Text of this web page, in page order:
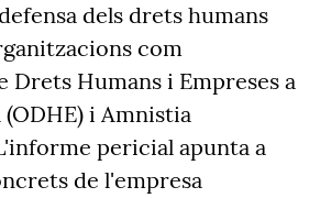
dels drets humans
com
Drets Humans i Empreses a
i Amnistia
pericial apunta a
de l'empresa